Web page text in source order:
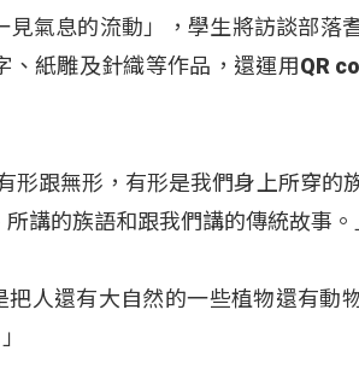
氣息的流動」，學生將訪談部落
紙雕及針織等作品，還運用QR
形跟無形，有形是我們身上所穿的
講的族語和跟我們講的傳統故事。
人還有大自然的一些植物還有動